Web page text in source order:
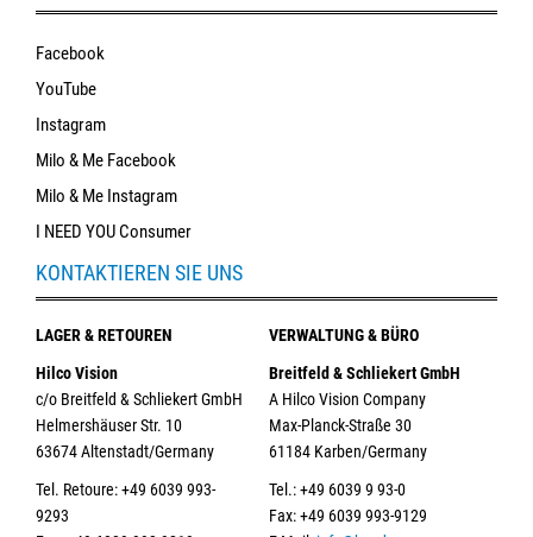
Facebook
YouTube
Instagram
Milo & Me Facebook
Milo & Me Instagram
I NEED YOU Consumer
KONTAKTIEREN SIE UNS
LAGER & RETOUREN
Hilco Vision
c/o Breitfeld & Schliekert GmbH
Helmershäuser Str. 10
63674 Altenstadt/Germany
Tel. Retoure: +49 6039 993-
9293
VERWALTUNG & BÜRO
Breitfeld & Schliekert GmbH
A Hilco Vision Company
Max-Planck-Straße 30
61184 Karben/Germany
Tel.: +49 6039 9 93-0
Fax: +49 6039 993-9129